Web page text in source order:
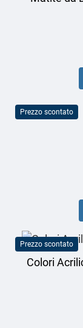
Prezzo scontato
Prezzo scontato
Colori